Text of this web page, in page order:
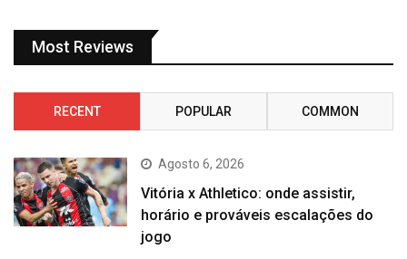
Most Reviews
RECENT POPULAR COMMON
Agosto 6, 2026
Vitória x Athletico: onde assistir,
horário e prováveis escalações do
jogo